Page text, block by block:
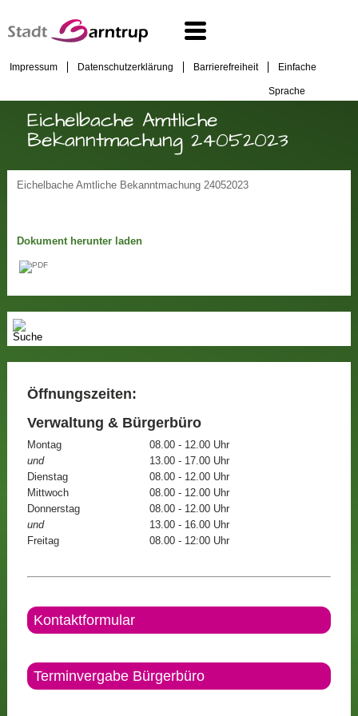
Impressum Datenschutzerklärung Barrierefreiheit Einfache
Sprache
Eichelbache Amtliche
Bekanntmachung 24052023
Eichelbache Amtliche Bekanntmachung 24052023
Dokument herunter laden
Öffnungszeiten:
Verwaltung & Bürgerbüro
Montag
08.00 - 12.00 Uhr
und
13.00 - 17.00 Uhr
Dienstag
08.00 - 12.00 Uhr
Mittwoch
08.00 - 12.00 Uhr
Donnerstag
08.00 - 12.00 Uhr
und
13.00 - 16.00 Uhr
Freitag
08.00 - 12:00 Uhr
Kontaktformular
Terminvergabe Bürgerbüro